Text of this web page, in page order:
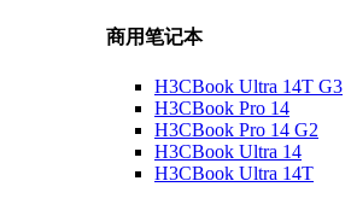
商用笔记本
H3CBook Ultra 14T G3
H3CBook Pro 14
H3CBook Pro 14 G2
H3CBook Ultra 14
H3CBook Ultra 14T